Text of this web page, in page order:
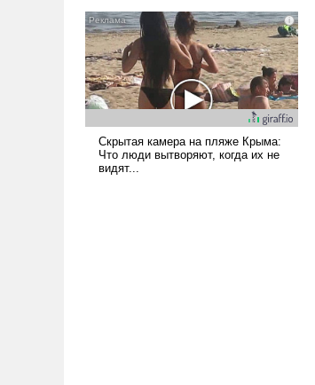
и ее реализация радикально
поднимет наши боевые
возможности.